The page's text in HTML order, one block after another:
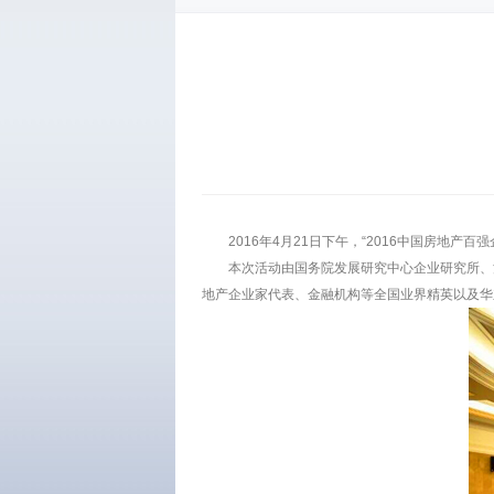
2016年4月21日下午，“2016中国房地产百
本次活动由国务院发展研究中心企业研究所
地产企业家代表、金融机构等全国业界精英以及